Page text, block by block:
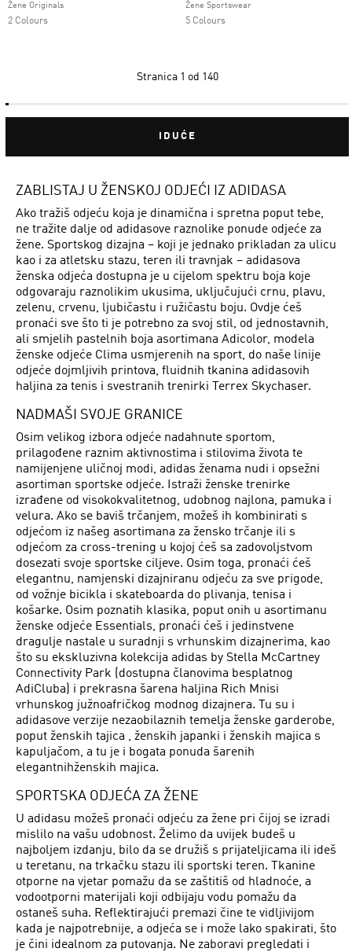
Žene Originals
2 Colours
Žene Sportswear
5 Colours
Stranica 1 od 140
IDUĆE
ZABLISTAJ U ŽENSKOJ ODJEĆI IZ ADIDASA
Ako tražiš odjeću koja je dinamična i spretna poput tebe,
ne tražite dalje od adidasove raznolike ponude odjeće za
žene. Sportskog dizajna – koji je jednako prikladan za ulicu
kao i za atletsku stazu, teren ili travnjak – adidasova
ženska odjeća dostupna je u cijelom spektru boja koje
odgovaraju raznolikim ukusima, uključujući crnu, plavu,
zelenu, crvenu, ljubičastu i ružičastu boju. Ovdje ćeš
pronaći sve što ti je potrebno za svoj stil, od jednostavnih,
ali smjelih pastelnih boja asortimana Adicolor, modela
ženske odjeće Clima usmjerenih na sport, do naše linije
odjeće dojmljivih printova, fluidnih tkanina adidasovih
haljina za tenis i svestranih trenirki Terrex Skychaser.
NADMAŠI SVOJE GRANICE
Osim velikog izbora odjeće nadahnute sportom,
prilagođene raznim aktivnostima i stilovima života te
namijenjene uličnoj modi, adidas ženama nudi i opsežni
asortiman sportske odjeće. Istraži ženske trenirke
izrađene od visokokvalitetnog, udobnog najlona, pamuka i
velura. Ako se baviš trčanjem, možeš ih kombinirati s
odjećom iz našeg asortimana za žensko trčanje ili s
odjećom za cross-trening u kojoj ćeš sa zadovoljstvom
dosezati svoje sportske ciljeve. Osim toga, pronaći ćeš
elegantnu, namjenski dizajniranu odjeću za sve prigode,
od vožnje bicikla i skateboarda do plivanja, tenisa i
košarke. Osim poznatih klasika, poput onih u asortimanu
ženske odjeće Essentials, pronaći ćeš i jedinstvene
dragulje nastale u suradnji s vrhunskim dizajnerima, kao
što su ekskluzivna kolekcija adidas by Stella McCartney
Connectivity Park (dostupna članovima besplatnog
AdiCluba) i prekrasna šarena haljina Rich Mnisi
vrhunskog južnoafričkog modnog dizajnera. Tu su i
adidasove verzije nezaobilaznih temelja ženske garderobe,
poput ženskih tajica , ženskih japanki i ženskih majica s
kapuljačom, a tu je i bogata ponuda šarenih
elegantnihženskih majica.
SPORTSKA ODJEĆA ZA ŽENE
U adidasu možeš pronaći odjeću za žene pri čijoj se izradi
mislilo na vašu udobnost. Želimo da uvijek budeš u
najboljem izdanju, bilo da se družiš s prijateljicama ili ideš
u teretanu, na trkačku stazu ili sportski teren. Tkanine
otporne na vjetar pomažu da se zaštitiš od hladnoće, a
vodootporni materijali koji odbijaju vodu pomažu da
ostaneš suha. Reflektirajući premazi čine te vidljivijom
kada je najpotrebnije, a odjeća se i može lako spakirati, što
je čini idealnom za putovanja. Ne zaboravi pregledati i